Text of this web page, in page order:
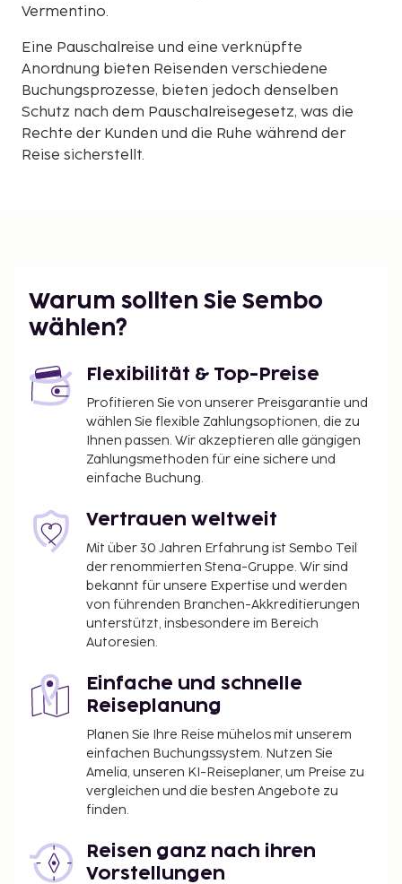
Vermentino.
Eine Pauschalreise und eine verknüpfte
Anordnung bieten Reisenden verschiedene
Buchungsprozesse, bieten jedoch denselben
Schutz nach dem Pauschalreisegesetz, was die
Rechte der Kunden und die Ruhe während der
Reise sicherstellt.
Warum sollten Sie Sembo
wählen?
Flexibilität & Top-Preise
Profitieren Sie von unserer Preisgarantie und
wählen Sie flexible Zahlungsoptionen, die zu
Ihnen passen. Wir akzeptieren alle gängigen
Zahlungsmethoden für eine sichere und
einfache Buchung.
Vertrauen weltweit
Mit über 30 Jahren Erfahrung ist Sembo Teil
der renommierten Stena-Gruppe. Wir sind
bekannt für unsere Expertise und werden
von führenden Branchen-Akkreditierungen
unterstützt, insbesondere im Bereich
Autoresien.
Einfache und schnelle
Reiseplanung
Planen Sie Ihre Reise mühelos mit unserem
einfachen Buchungssystem. Nutzen Sie
Amelia, unseren KI-Reiseplaner, um Preise zu
vergleichen und die besten Angebote zu
finden.
Reisen ganz nach ihren
Vorstellungen